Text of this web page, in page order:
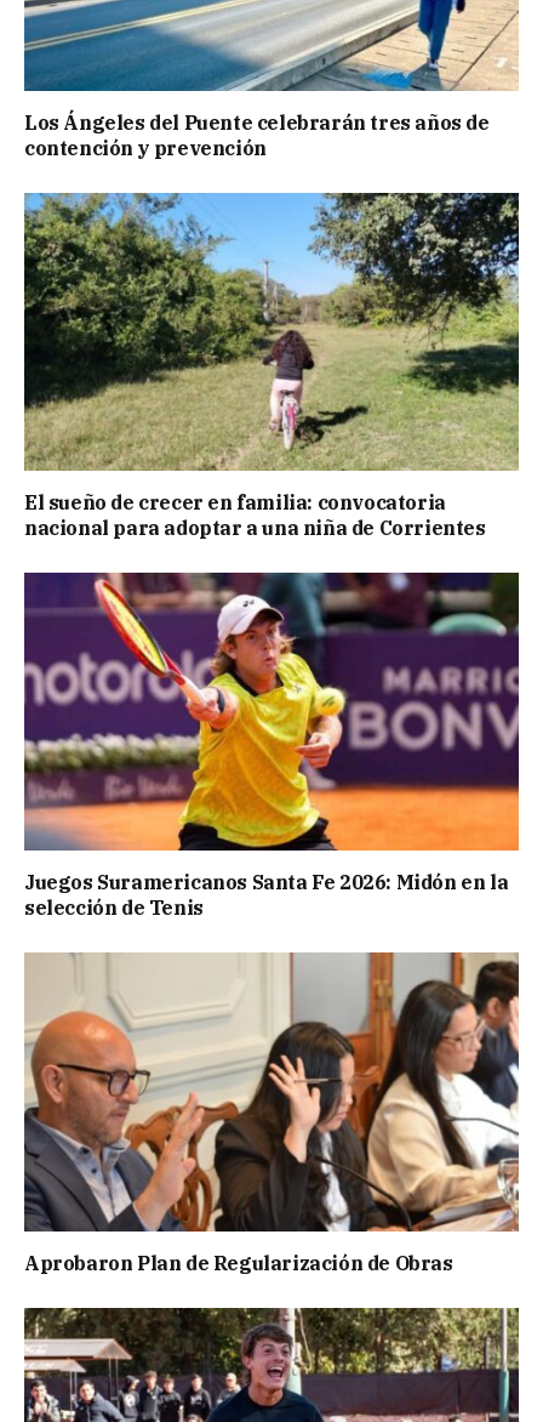
Los Ángeles del Puente celebrarán tres años de
contención y prevención
El sueño de crecer en familia: convocatoria
nacional para adoptar a una niña de Corrientes
Juegos Suramericanos Santa Fe 2026: Midón en la
selección de Tenis
Aprobaron Plan de Regularización de Obras